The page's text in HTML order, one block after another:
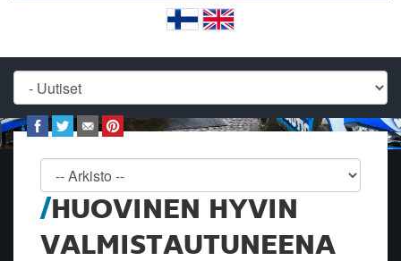
HUOVINEN HYVIN
VALMISTAUTUNEENA